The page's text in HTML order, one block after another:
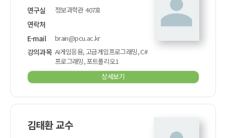
연구실 정보과학관 407호
연락처
E-mail
brain@pcu.ac.kr
강의과목 AI게임응용, 고급게임프로그래밍, C#
프로그래밍, 포트폴리오1
상세보기
김태환 교수